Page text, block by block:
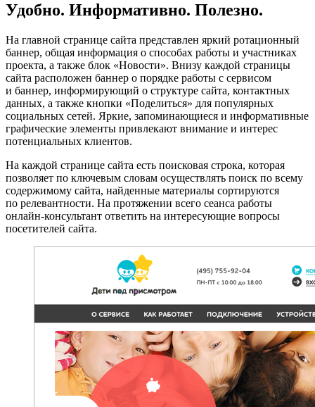
Удобно. Информативно. Полезно.
На главной странице сайта представлен яркий ротационный
баннер, общая информация о способах работы и участниках
проекта, а также блок «Новости». Внизу каждой страницы
сайта расположен баннер о порядке работы с сервисом
и баннер, информирующий о структуре сайта, контактных
данных, а также кнопки «Поделиться» для популярных
социальных сетей. Яркие, запоминающиеся и информативные
графические элементы привлекают внимание и интерес
потенциальных клиентов.
На каждой странице сайта есть поисковая строка, которая
позволяет по ключевым словам осуществлять поиск по всему
содержимому сайта, найденные материалы сортируются
по релевантности. На протяжении всего сеанса работы
онлайн-консультант ответить на интересующие вопросы
посетителей сайта.